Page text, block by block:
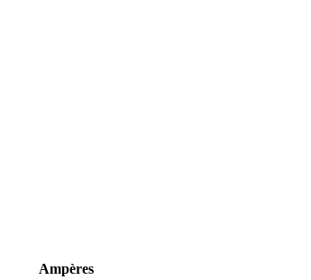
Ampères